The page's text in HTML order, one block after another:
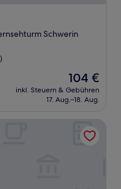
Schwerin
Der
Preis
beträgt
104 €
inkl. Steuern & Gebühren
17. Aug.–18. Aug.